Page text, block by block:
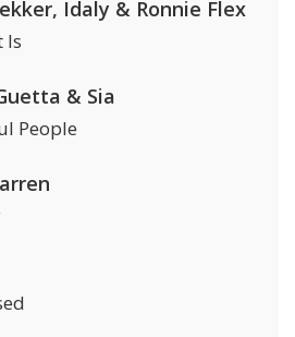
Idaly & Ronnie Flex
Is
& Sia
People